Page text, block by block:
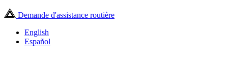
Demande d'assistance routière
English
Español